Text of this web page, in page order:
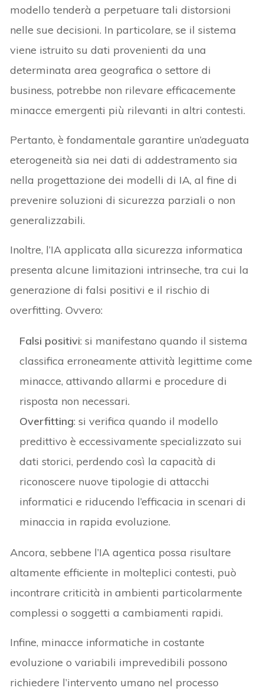
modello tenderà a perpetuare tali distorsioni
nelle sue decisioni. In particolare, se il sistema
viene istruito su dati provenienti da una
determinata area geografica o settore di
business, potrebbe non rilevare efficacemente
minacce emergenti più rilevanti in altri contesti.
Pertanto, è fondamentale garantire un’adeguata
eterogeneità sia nei dati di addestramento sia
nella progettazione dei modelli di IA, al fine di
prevenire soluzioni di sicurezza parziali o non
generalizzabili.
Inoltre, l’IA applicata alla sicurezza informatica
presenta alcune limitazioni intrinseche, tra cui la
generazione di falsi positivi e il rischio di
overfitting. Ovvero:
Falsi positivi: si manifestano quando il sistema
classifica erroneamente attività legittime come
minacce, attivando allarmi e procedure di
risposta non necessari.
Overfitting: si verifica quando il modello
predittivo è eccessivamente specializzato sui
dati storici, perdendo così la capacità di
riconoscere nuove tipologie di attacchi
informatici e riducendo l’efficacia in scenari di
minaccia in rapida evoluzione.
Ancora, sebbene l’IA agentica possa risultare
altamente efficiente in molteplici contesti, può
incontrare criticità in ambienti particolarmente
complessi o soggetti a cambiamenti rapidi.
Infine, minacce informatiche in costante
evoluzione o variabili imprevedibili possono
richiedere l’intervento umano nel processo